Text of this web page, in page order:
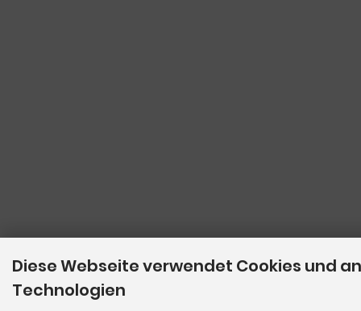
Diese Webseite verwendet Cookies und
Technologien